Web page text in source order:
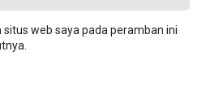
web saya pada peramban ini